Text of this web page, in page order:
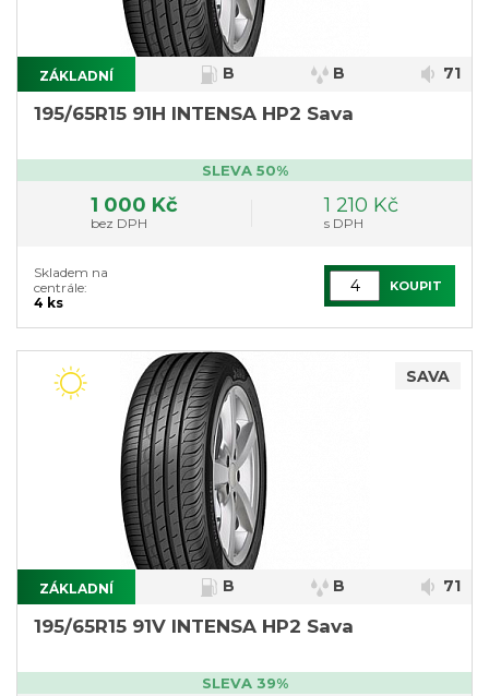
ZÁKLADNÍ B B 71
195/65R15 91H INTENSA HP2 Sava
SLEVA 50%
1 000 Kč
bez DPH
1 210 Kč
s DPH
Skladem na
centrále:
4 ks
KOUPIT
SAVA
ZÁKLADNÍ B B 71
195/65R15 91V INTENSA HP2 Sava
SLEVA 39%